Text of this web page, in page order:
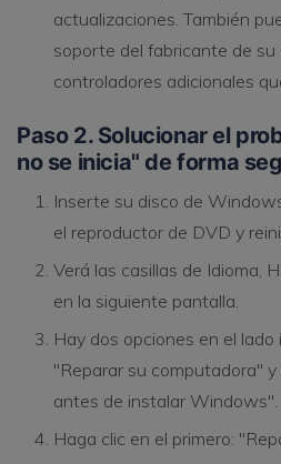
actualizaciones. También
soporte del fabricante de
controladores adicionales
Paso 2. Solucionar el
no se inicia" de forma
Inserte su disco de
el reproductor de DVD y
Verá las casillas de Idioma,
en la siguiente pantalla.
Hay dos opciones en el
"Reparar su computadora"
antes de instalar Windows".
Haga clic en el primero: